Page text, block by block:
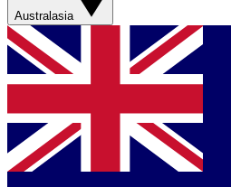
Australasia